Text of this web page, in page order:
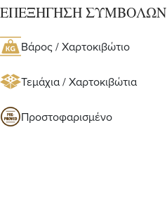
ΕΠΕΞΗΓΗΣΗ ΣΥΜΒΟΛΩΝ
Βάρος / Χαρτοκιβώτιο
Τεμάχια / Χαρτοκιβώτια
Προστοφαρισμένο